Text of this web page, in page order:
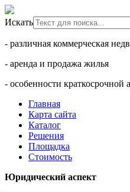
Искать
- различная коммерческая
- аренда и продажа жилья
- особенности краткосрочной
Главная
Карта сайта
Каталог
Решения
Площадка
Стоимость
Юридический аспект